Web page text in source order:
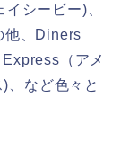
シービー)、
他、Diners
（アメ
、など色々と